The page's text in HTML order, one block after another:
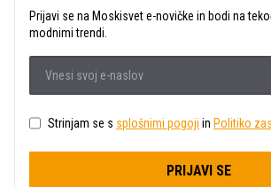
Prijavi se na Moskisvet e-novičke in bodi na
modnimi trendi.
Strinjam se s splošnimi pogoji in Politiko
PRIJAVI SE